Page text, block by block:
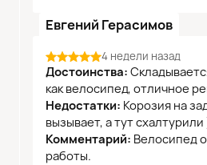
Евгений Герасимов
4 недели назад
Достоинства:
как велосипед, отличное
Недостатки: Корозия на
вызывает, а тут схалтурили
Комментарий: Велосипед
работы.